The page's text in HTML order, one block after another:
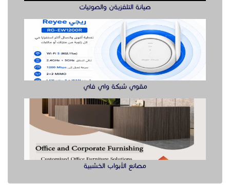
صيانة التلفزيةن والصوتيات
مقوي شبكة واي فاي
مصانع الأبواب الخشبية